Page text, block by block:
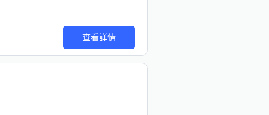
查看詳情